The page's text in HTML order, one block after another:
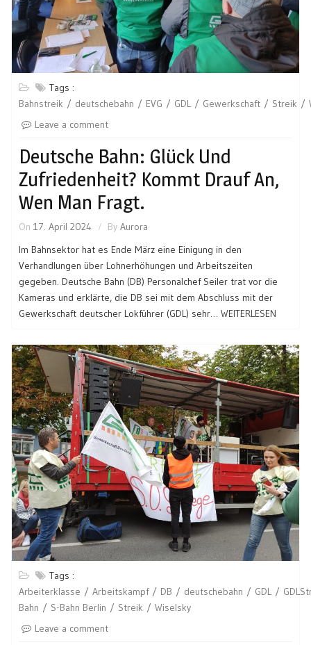
Tags :
Bahnstreik
deutschebahn EVG GDL Gewerkschaft Streik
Leave a comment
Deutsche Bahn: Glück Und
Zufriedenheit? Kommt Drauf An,
Wen Man Fragt.
On 17. April 2024 By Aurora
Im Bahnsektor hat es Ende März eine Einigung in den
Verhandlungen über Lohnerhöhungen und Arbeitszeiten
gegeben. Deutsche Bahn (DB) Personalchef Seiler trat vor die
Kameras und erklärte, die DB sei mit dem Abschluss mit der
Gewerkschaft deutscher Lokführer (GDL) sehr… WEITERLESEN
Tags :
Arbeiterklasse
Arbeitskampf DB deutschebahn GDL
Bahn
S-Bahn Berlin Streik
Wiselsky
Leave a comment